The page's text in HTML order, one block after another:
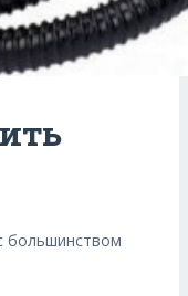
большинством